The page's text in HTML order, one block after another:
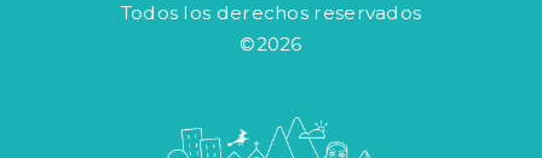
Todos los derechos reservados
©2026